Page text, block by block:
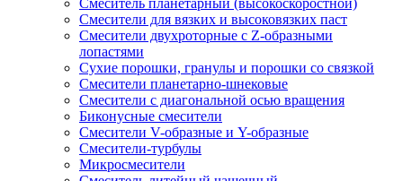
Смеситель планетарный (высокоскоростной)
Смесители для вязких и высоковязких паст
Смесители двухроторные с Z-образными
лопастями
Сухие порошки, гранулы и порошки со связкой
Смесители планетарно-шнековые
Смесители с диагональной осью вращения
Биконусные смесители
Смесители V-образные и Y-образные
Смесители-турбулы
Микросмесители